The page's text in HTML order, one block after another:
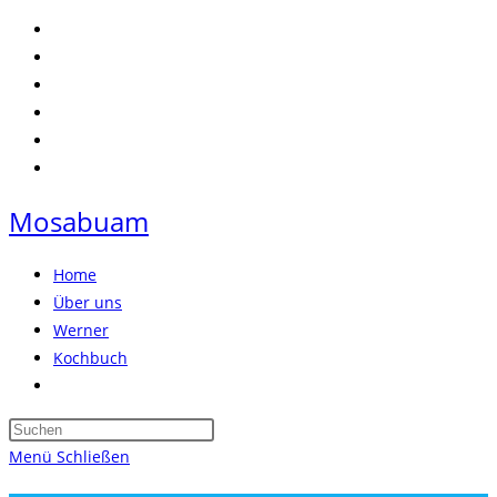
Zum
Inhalt
springen
Mosabuam
Home
Über uns
Werner
Kochbuch
umschalten
Press
Menü Schließen